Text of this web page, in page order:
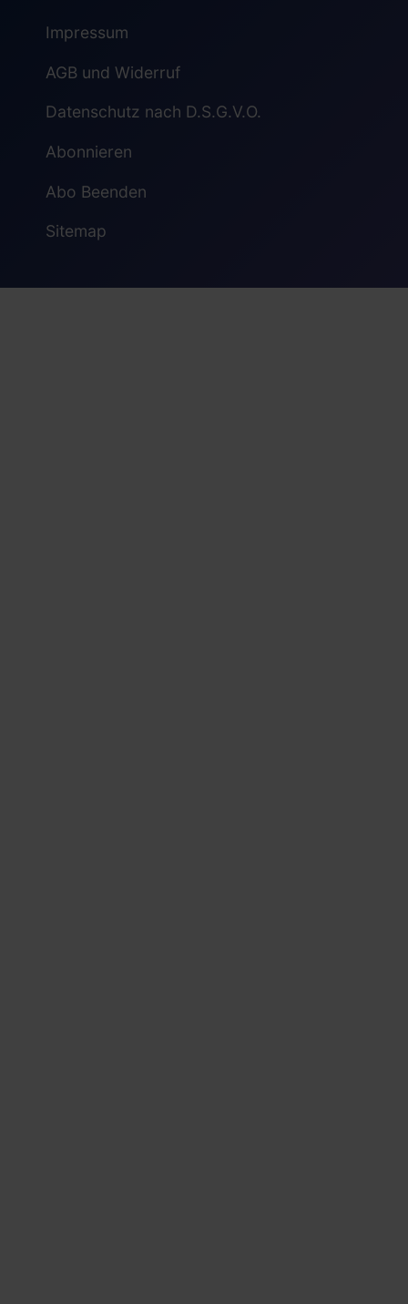
Impressum
AGB und Widerruf
Datenschutz nach D.S.G.V.O.
Abonnieren
Abo Beenden
Sitemap